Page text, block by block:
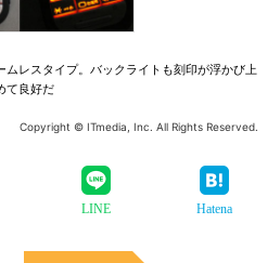
ムレスタイプ。バックライトも刻印が浮かび上
て良好だ
Copyright © ITmedia, Inc. All Rights Reserved.
LINE Hatena